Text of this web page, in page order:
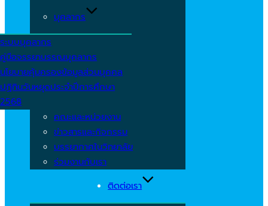
บุคลากร
ระบบบุคลากร
คู่มือจรรยาบรรณบุคลากร
นโยบายคุ้มครองข้อมูลส่วนบุคคล
ปฏิทินวันหยุดประจำปีการศึกษา
2568
คณะและหน่วยงาน
ข่าวสารและกิจกรรม
บรรยากาศในวิทยาลัย
ร่วมงานกับเรา
ติดต่อเรา